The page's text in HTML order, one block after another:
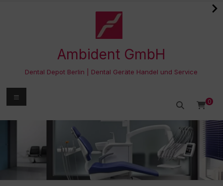
Ambident GmbH
Dental Depot Berlin | Dental Geräte Handel und Service
0
Menü